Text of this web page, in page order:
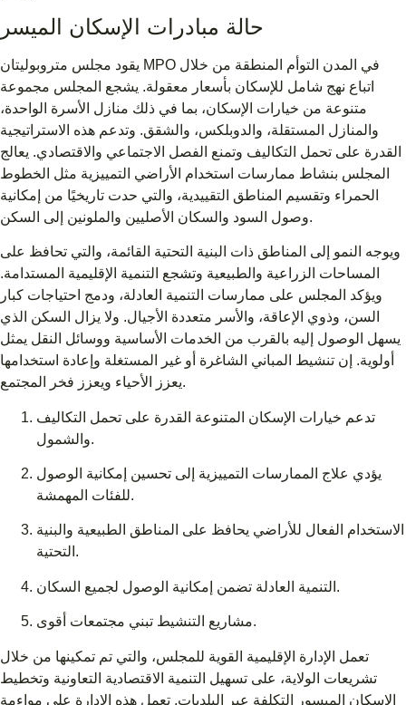
حالة مبادرات الإسكان الميسر
يقود مجلس متروبوليتان MPO في المدن التوأم المنطقة من خلال
اتباع نهج شامل للإسكان بأسعار معقولة. يشجع المجلس مجموعة
متنوعة من خيارات الإسكان، بما في ذلك منازل الأسرة الواحدة،
والمنازل المستقلة، والدوبلكس، والشقق. وتدعم هذه الاستراتيجية
القدرة على تحمل التكاليف وتمنع الفصل الاجتماعي والاقتصادي. يعالج
المجلس بنشاط ممارسات استخدام الأراضي التمييزية مثل الخطوط
الحمراء وتقسيم المناطق التقييدية، والتي حدت تاريخيًا من إمكانية
وصول السود والسكان الأصليين والملونين إلى السكن.
ويوجه النمو إلى المناطق ذات البنية التحتية القائمة، والتي تحافظ على
المساحات الزراعية والطبيعية وتشجع التنمية الإقليمية المستدامة.
ويؤكد المجلس على ممارسات التنمية العادلة، ودمج احتياجات كبار
السن، وذوي الإعاقة، والأسر متعددة الأجيال. ولا يزال السكن الذي
يسهل الوصول إليه بالقرب من الخدمات الأساسية ووسائل النقل يمثل
أولوية. إن تنشيط المباني الشاغرة أو غير المستغلة وإعادة استخدامها
يعزز الأحياء ويعزز فخر المجتمع.
تدعم خيارات الإسكان المتنوعة القدرة على تحمل التكاليف
والشمول.
يؤدي علاج الممارسات التمييزية إلى تحسين إمكانية الوصول
للفئات المهمشة.
الاستخدام الفعال للأراضي يحافظ على المناطق الطبيعية والبنية
التحتية.
التنمية العادلة تضمن إمكانية الوصول لجميع السكان.
مشاريع التنشيط تبني مجتمعات أقوى.
تعمل الإدارة الإقليمية القوية للمجلس، والتي تم تمكينها من خلال
تشريعات الولاية، على تسهيل التنمية الاقتصادية التعاونية وتخطيط
الإسكان الميسور التكلفة عبر البلديات. تعمل هذه الإدارة على مواءمة